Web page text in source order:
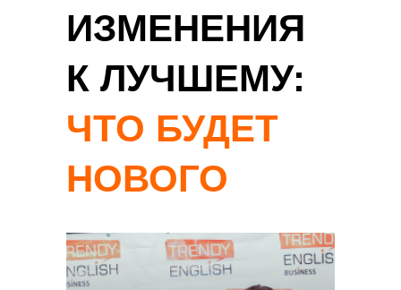
ИЗМЕНЕНИЯ
К ЛУЧШЕМУ:
ЧТО БУДЕТ
НОВОГО